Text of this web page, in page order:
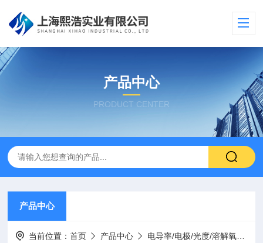
产品中心
PRODUCT CENTER
产品中心
当前位置：首页 产品中心 电导率/电极/光度/溶解氧